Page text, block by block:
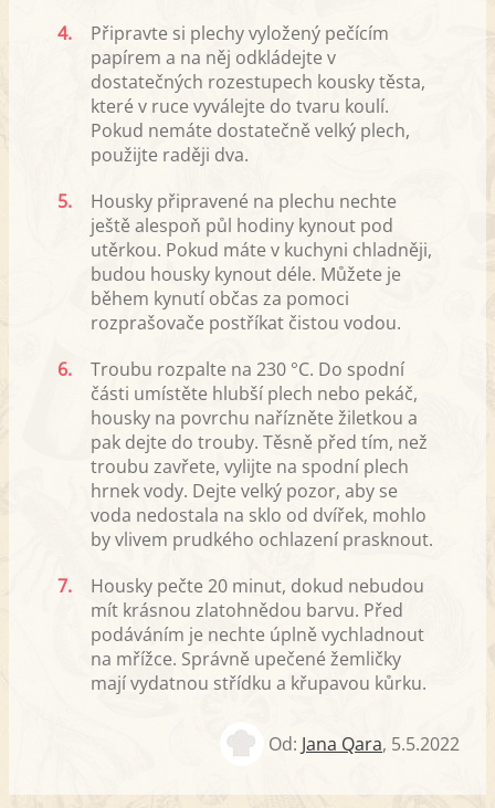
4.
Připravte si plechy vyložený pečícím
papírem a na něj odkládejte v
dostatečných rozestupech kousky těsta,
které v ruce vyválejte do tvaru koulí.
Pokud nemáte dostatečně velký plech,
použijte raději dva.
5.
Housky připravené na plechu nechte
ještě alespoň půl hodiny kynout pod
utěrkou. Pokud máte v kuchyni chladněji,
budou housky kynout déle. Můžete je
během kynutí občas za pomoci
rozprašovače postříkat čistou vodou.
6.
Troubu rozpalte na 230 °C. Do spodní
části umístěte hlubší plech nebo pekáč,
housky na povrchu nařízněte žiletkou a
pak dejte do trouby. Těsně před tím, než
troubu zavřete, vylijte na spodní plech
hrnek vody. Dejte velký pozor, aby se
voda nedostala na sklo od dvířek, mohlo
by vlivem prudkého ochlazení prasknout.
7.
Housky pečte 20 minut, dokud nebudou
mít krásnou zlatohnědou barvu. Před
podáváním je nechte úplně vychladnout
na mřížce. Správně upečené žemličky
mají vydatnou střídku a křupavou kůrku.
Od: Jana Qara, 5.5.2022